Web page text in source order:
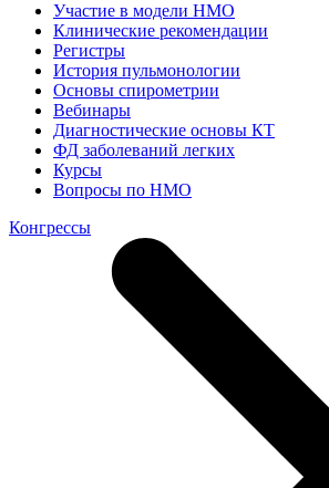
Участие в модели НМО
Клинические рекомендации
Регистры
История пульмонологии
Основы спирометрии
Вебинары
Диагностические основы КТ
ФД заболеваний легких
Курсы
Вопросы по НМО
Конгрессы